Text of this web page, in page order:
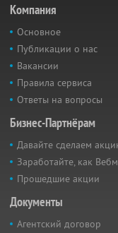
Компания
Основное
Публикации о нас
Вакансии
Правила сервиса
Ответы на вопросы
Бизнес-Партнёрам
Давайте сделаем
Заработайте, как
Прошедшие акции
Документы
Агентский договор